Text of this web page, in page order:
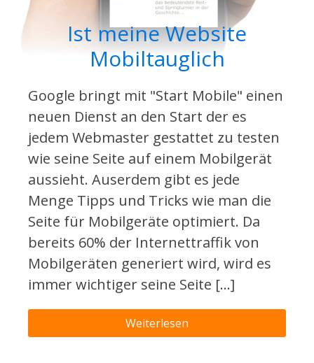
Ist meine Website
Mobiltauglich
Google bringt mit "Start Mobile" einen
neuen Dienst an den Start der es
jedem Webmaster gestattet zu testen
wie seine Seite auf einem Mobilgerät
aussieht. Auserdem gibt es jede
Menge Tipps und Tricks wie man die
Seite für Mobilgeräte optimiert. Da
bereits 60% der Internettraffik von
Mobilgeräten generiert wird, wird es
immer wichtiger seine Seite […]
Weiterlesen